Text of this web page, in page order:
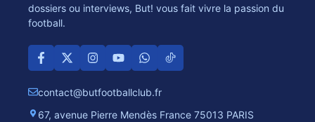
dossiers ou interviews, But! vous fait vivre la passion du
football.
contact@butfootballclub.fr
67, avenue Pierre Mendès France 75013 PARIS